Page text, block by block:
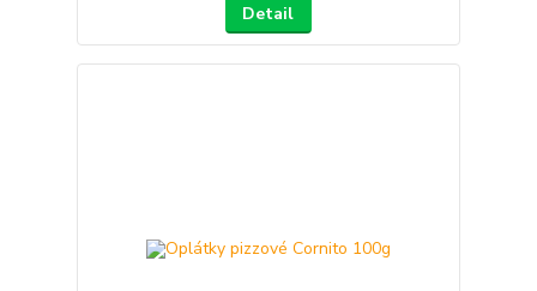
Detail